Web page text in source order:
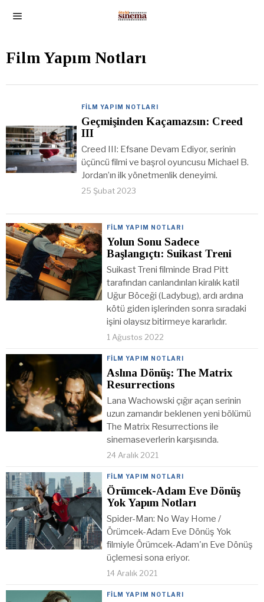
Film Yapım Notları
FILM YAPIM NOTLARI
Geçmişinden Kaçamazsın: Creed
III
Creed III: Efsane Devam Ediyor, serinin
üçüncü filmi ve başrol oyuncusu Michael B.
Jordan’ın ilk yönetmenlik deneyimi.
25 Şubat 2023
FILM YAPIM NOTLARI
Yolun Sonu Sadece
Başlangıçtı: Suikast Treni
Suikast Treni filminde Brad Pitt
tarafından canlandırılan kiralık katil
Uğur Böceği (Ladybug), ardı ardına
kötü giden işlerinden sonra sıradaki
işini olaysız bitirmeye kararlıdır.
1 Ağustos 2022
FILM YAPIM NOTLARI
Aslına Dönüş: The Matrix
Resurrections
Lana Wachowski çığır açan serinin
uzun zamandır beklenen yeni bölümü
The Matrix Resurrections ile
sinemaseverlerin karşısında.
24 Aralık 2021
FILM YAPIM NOTLARI
Örümcek-Adam Eve Dönüş
Yok Yapım Notları
Spider-Man: No Way Home /
Örümcek-Adam Eve Dönüş Yok
filmiyle Örümcek-Adam'ın Eve Dönüş
üçlemesi sona eriyor.
14 Aralık 2021
FILM YAPIM NOTLARI